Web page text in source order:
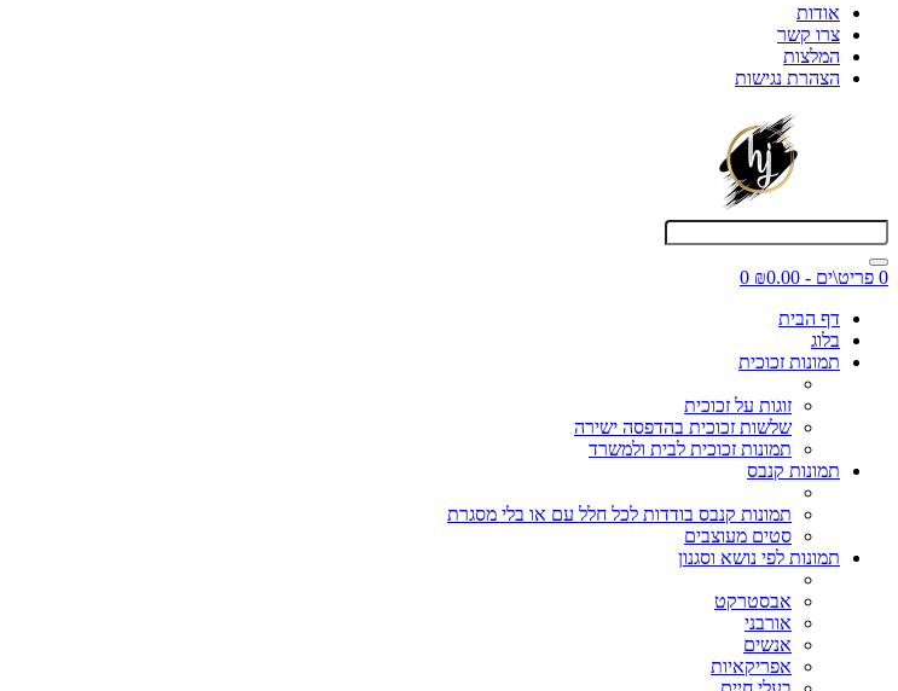
אודות
צרו קשר
המלצות
הצהרת נגישות
0 פריט\ים - ₪0.00
0
דף הבית
בלוג
תמונות זכוכית
זוגות על זכוכית
שלשות זכוכית בהדפסה ישירה
תמונות זכוכית לבית ולמשרד
תמונות קנבס
תמונות קנבס בודדות לכל חלל עם או בלי מסגרת
סטים מעוצבים
תמונות לפי נושא וסגנון
אבסטרקט
אורבני
אנשים
אפריקאיות